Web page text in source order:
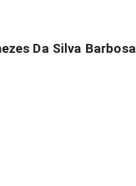
Da Silva Barbosa